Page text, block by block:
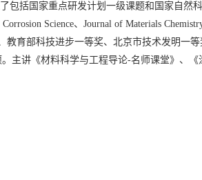
包括国家重点研发计划一级课题和国家自然
Science、Journal of Materials
教育部科技进步一等奖、北京市技术发明一等
主讲《材料科学与工程导论-名师课堂》、《